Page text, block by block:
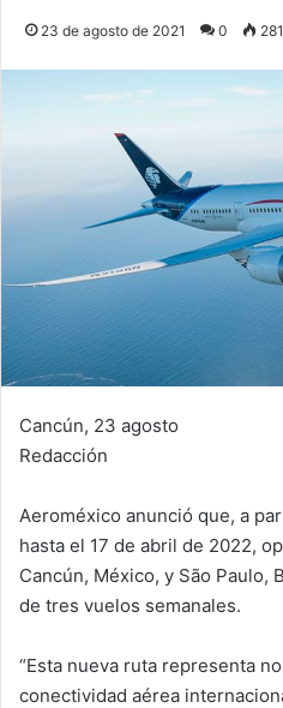
23 de agosto de 2021 0 281
Cancún, 23 agosto
Redacción
Aeroméxico anunció que, a
hasta el 17 de abril de 2022,
Cancún, México, y São Paulo,
de tres vuelos semanales.
“Esta nueva ruta representa
conectividad aérea